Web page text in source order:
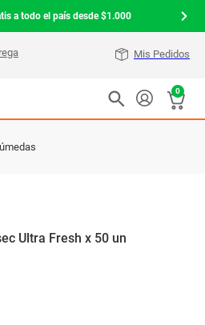
a todo el país desde $1.000
Mis Pedidos
0
Ultra Fresh x 50 un